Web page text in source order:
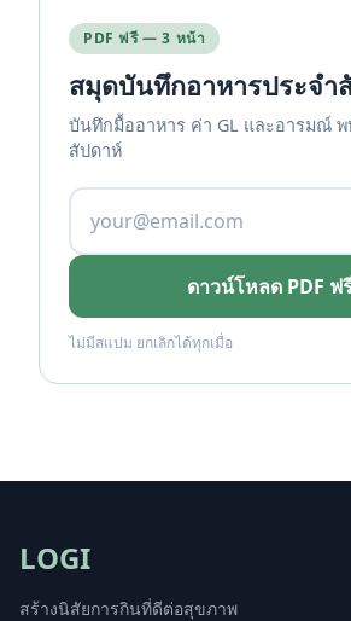
PDF ฟรี — 3 หน้า
สมุดบันทึกอาหารประจำ
บันทึกมื้ออาหาร ค่า GL และอารมณ์
สัปดาห์
ดาวน์โหลด PDF ฟ
ไม่มีสแปม ยกเลิกได้ทุกเมื่อ
LOGI
สร้างนิสัยการกินที่ดีต่อสุขภาพ